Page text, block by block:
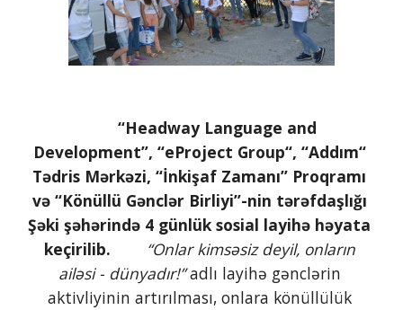
Development”, “eProject Group“, “Addım“
Tədris Mərkəzi, “İnkişaf Zamanı” Proqramı
və “Könüllü Gənclər Birliyi”-nin tərəfdaşlığı
Şəki şəhərində 4 günlük sosial layihə həyata
keçirilib.
“Onlar kimsəsiz deyil, onların
ailəsi - dünyadır!” adlı layihə gənclərin
aktivliyinin artırılması, onlara könüllülük